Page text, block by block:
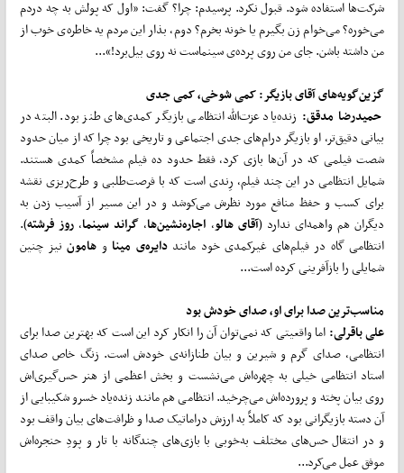
شرکت‌ها استفاده شود. قبول نکرد. پرسیدم: چرا؟ گفت: «اول که پولش به چه دردم
می‌خوره؟ می‌خوام زن بگیرم یا خونه بخرم؟ دوم، بذار این مردم یه خاطره‌ی خوب از
من داشته باشن. جای من روی پرده‌ی سینماست نه روی بیل‌برد!»...
گزین‌گویه‌های آقای بازیگر: کمی شوخی، کمی جدی
حمیدرضا مدقق: زنده‌یاد عزت‌الله انتظامی بازیگر کمدی‌های طنز بود. البته در
بیانی دقیق‌تر، او بازیگر درام‌های جدی اجتماعی و تاریخی بود چرا که از میان حدود
شصت فیلمی که در آن‌ها بازی کرد، فقط حدود ده فیلم مشخصاً کمدی هستند.
شمایل انتظامی در این چند فیلم، رِندی است که با فرصت‌طلبی و طرح‌ریزی نقشه
برای کسب و حفظ منافع مورد نظرش می‌کوشد و در این مسیر از آسیب زدن به
دیگران هم واهمه‌ای ندارد ( آقای هالو، اجارهنشینها، گراند سینما، روز فرشته).
انتظامی گاه در فیلم‌های غیرکمدی خود مانند دایره‌ی میناو هاموننیز چنین
شمایلی را بازآفرینی کرده است...
مناسبترین صدا برای او، صدای خودش بود
علی باقرلی:اما واقعیتی که نمی‌توان آن را انکار کرد این است که بهترین صدا برای
انتظامی، صدای گرم و شیرین و بیان طنازانه‌ی خودش است. زنگ خاص صدای
استاد انتظامی خیلی به چهره‌اش می‌نشست و بخش اعظمی از هنر حس‌گیری‌اش
روی بیان پخته و پرورده‌اش می‌چرخید. انتظامی هم مانند زنده‌یاد خسرو شکیبایی از
آن دسته بازیگرانی بود که کاملاً به ارزش دراماتیک صدا و ظرافت‌های بیان واقف بود
و در انتقال حس‌های مختلف به‌خوبی با بازی‌های چندگانه با تار و پودِ حنجره‌اش
موفق عمل می‌کرد...